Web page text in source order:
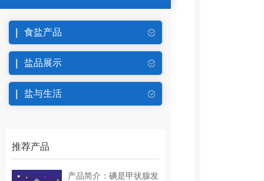
食盐产品
盐品展示
盐与生活
推荐产品
产品简介：碘是甲状腺发